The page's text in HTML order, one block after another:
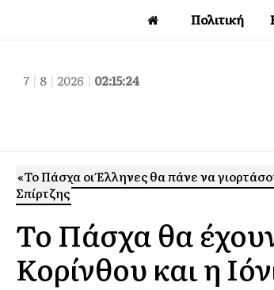
Πολιτική
7 | 8 | 2026 | 02:15:25
«Το Πάσχα οι Έλληνες θα πάνε να
Σπίρτζης
Το Πάσχα θα
Κορίνθου και η